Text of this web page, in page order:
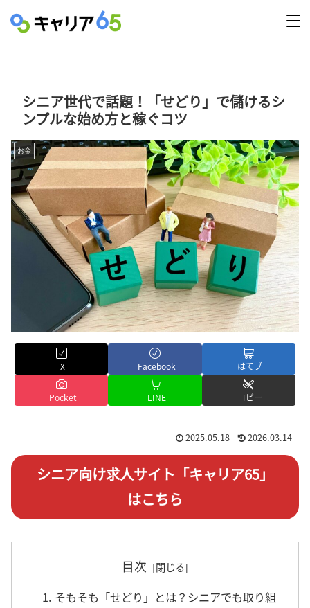
シニア世代で話題！「せどり」で儲けるシ
ンプルな始め方と稼ぐコツ
お金
X Facebook はてブ
Pocket LINE コピー
2025.05.18 2026.03.14
シニア向け求人サイト「キャリア65」
はこちら
目次
1. そもそも「せどり」とは？シニアでも取り組